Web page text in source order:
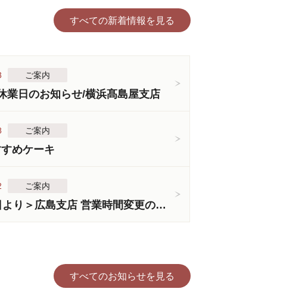
すべての新着情報を見る
ご案内
業日のお知らせ/横浜髙島屋支店
ご案内
めケーキ
ご案内
＜3月5日より＞広島支店 営業時間変更のお知らせ
すべてのお知らせを見る